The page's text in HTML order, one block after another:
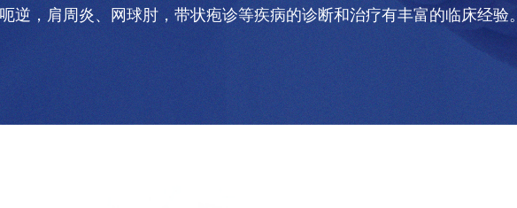
逆，肩周炎、网球肘，带状疱诊等疾病的诊断和治疗有丰富的临床经验。